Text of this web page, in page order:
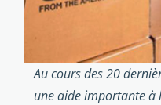
Au cours des 20
une aide importante